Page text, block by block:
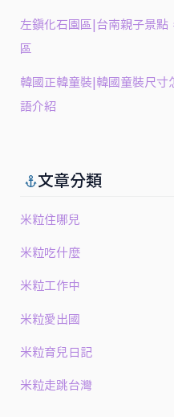
左鎮化石園區|台南親子景點
區
韓國正韓童裝|韓國童裝尺寸
語介紹
文章分類
米粒住哪兒
米粒吃什麼
米粒工作中
米粒愛出國
米粒育兒日記
米粒走跳台灣